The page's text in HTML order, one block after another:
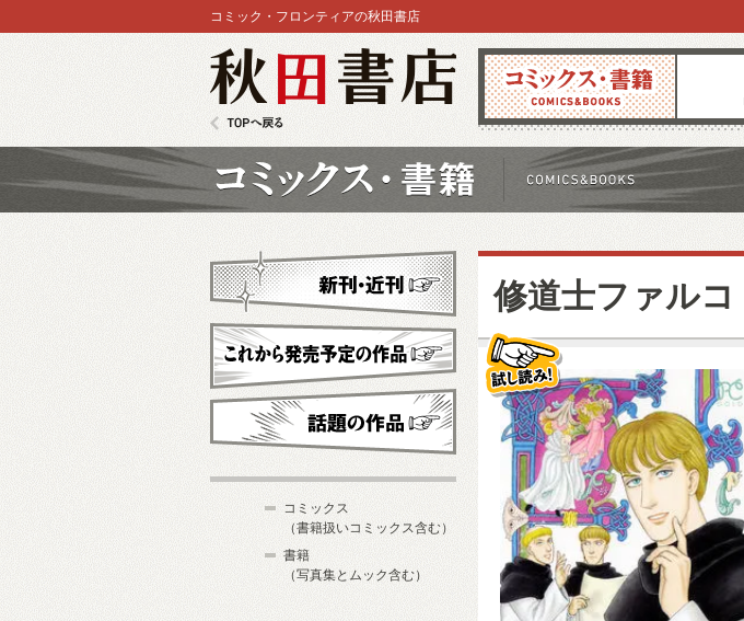
コミックス 雑誌
コミック・フロンティアの秋田書店
修道士ファルコ
試し読み！
新刊・近刊
これから発売予定
コミックス
（書籍扱いコミックス含む）
書籍
（写真集とムック含む）